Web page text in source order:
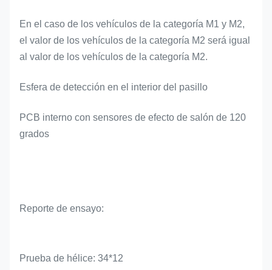
En el caso de los vehículos de la categoría M1 y M2,
el valor de los vehículos de la categoría M2 será igual
al valor de los vehículos de la categoría M2.
Esfera de detección en el interior del pasillo
PCB interno con sensores de efecto de salón de 120
grados
Reporte de ensayo:
Prueba de hélice: 34*12